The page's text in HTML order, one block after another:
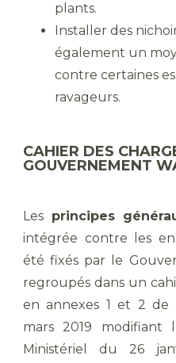
plants.
Installer des
également un
contre certaines
ravageurs.
CAHIER DES
GOUVERNEMENT
Les principes
intégrée contre les
été fixés par le
regroupés dans un
en annexes 1 et 2 de
mars 2019 modifiant
Ministériel du 26